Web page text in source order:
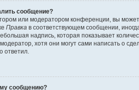
сообщение?
или модератором конференции, вы
Правка в соответствующем сообщении,
надпись, которая показывает
хотя они могут сами написать о
ответил.
сообщению?